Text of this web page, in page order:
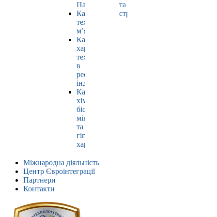
Павлюк
Кафедра
технології
м’яса
Кафедра
харчових
технологій
в
ресторанній
індустрії
Кафедра
хімії,
біохімії,
мікробіології
та
гігієни
харчування
та
страхування
Міжнародна діяльність
Центр Євроінтеграції
Партнери
Контакти